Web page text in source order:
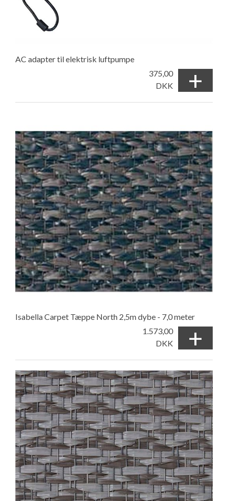
AC adapter til elektrisk luftpumpe
375,00
DKK
+
Isabella Carpet Tæppe North 2,5m dybe - 7,0 meter
1.573,00
DKK
+